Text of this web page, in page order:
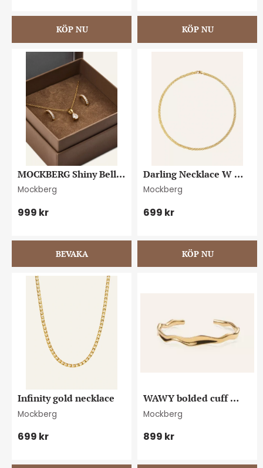
MOCKBERG Shiny Belle
gold combo
Mockberg
999 kr
Darling Necklace W
Gold
Mockberg
699 kr
Infinity gold necklace
Mockberg
699 kr
WAWY bolded cuff
gold bracelet
Mockberg
899 kr